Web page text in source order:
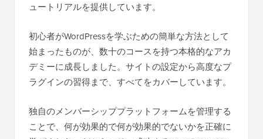
ュートリアルを提供しています。
初心者がWordPressを学ぶための簡単な方法として
始まったものが、数十のコースを持つ本格的なアカ
デミーに成長しました。サイトの設定から高度なプ
ラグインの習得まで、すべてをカバーしています。
独自のメンバーシッププラットフォームを管理する
ことで、何が効果的で何が効果的でないかを正確に